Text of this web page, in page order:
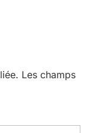
Les champs